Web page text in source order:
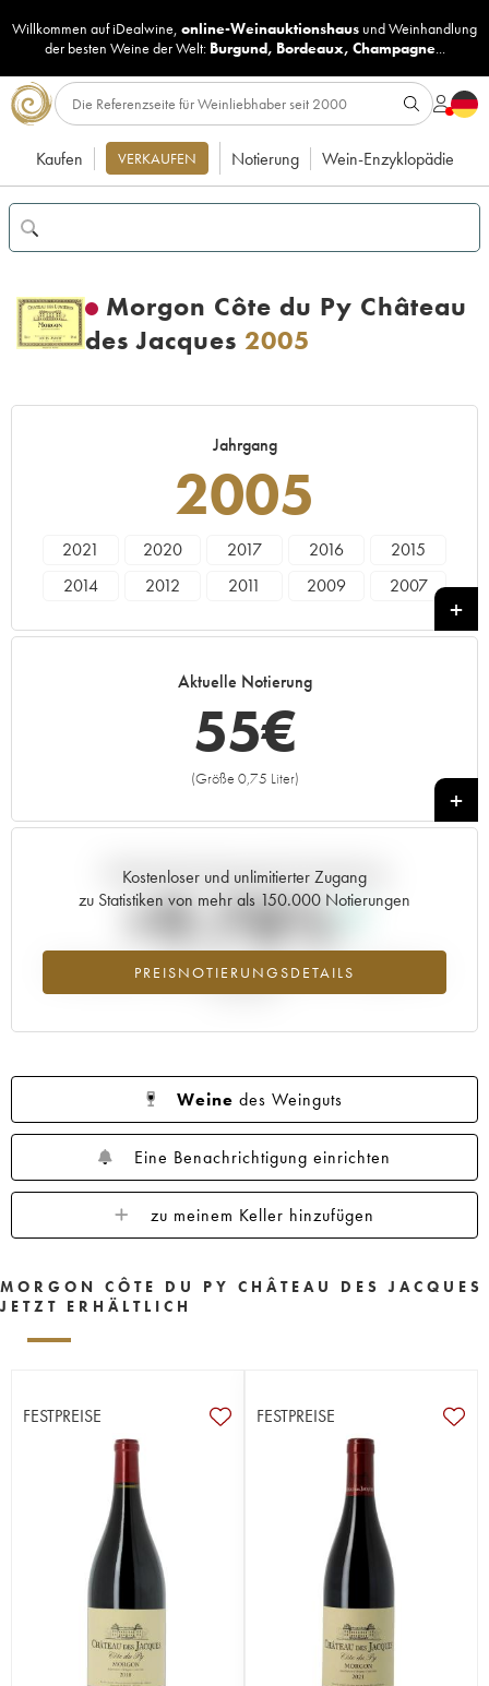
Willkommen auf iDealwine, online-Weinauktionshaus undWeinhandlung
der besten Weine der Welt: Burgund, Bordeaux, Champagne...
Kaufen VERKAUFEN Notierung Wein-Enzyklopädie
Morgon Côte du Py Château
des Jacques 2005
Jahrgang
2005
2021 2020 2017 2016
2015
2014
2012 2011 2009
2007
Aktuelle Notierung
55€
(Größe 0,75 Liter)
+
Kostenloser und unlimitierter Zugang
zu Statistiken von mehr als 150.000 Notierungen
PREISNOTIERUNGSDETAILS
Aktuelle Entwicklung der Preisnotierung
+9.78%
Preisanstiegs des Jahrgangs 2005 im Jahr 2026 im Vergleich zum
Weine des Weinguts
Eine Benachrichtigung einrichten
zu meinem Keller hinzufügen
MORGON CÔTE DU PY CHÂTEAU DES JACQUES
JETZT ERHÄLTLICH
FESTPREISE FESTPREISE